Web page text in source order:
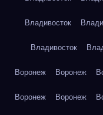
Владивосток
Владивосток
Воронеж Воронеж
Воронеж Воронеж